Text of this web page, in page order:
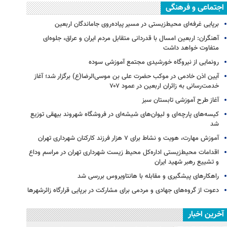
اجتماعی و فرهنگی
برپایی غرفه‌ای محیط‌زیستی در مسیر پیاده‌روی جاماندگان اربعین
آهنگران: اربعین امسال با قدردانی متقابل مردم ایران و عراق، جلوه‌ای
متفاوت خواهد داشت
رونمایی از نیروگاه خورشیدی مجتمع آموزشی سوده
آیین اذن خادمی در موکب حضرت علی بن موسی‌الرضا(ع) برگزار شد؛ آغاز
خدمت‌رسانی به زائران اربعین در عمود ۷۰۷
آغاز طرح آموزشی تابستان سبز
کیسه‌های پارچه‌ای و لیوان‌های شیشه‌ای در فروشگاه شهروند بیهقی توزیع
شد
آموزش مهارت، هویت و نشاط برای ۷ هزار فرزند کارکنان شهرداری تهران
اقدامات محیط‌زیستی اداره‌کل محیط زیست شهرداری تهران در مراسم وداع
و تشییع رهبر شهید ایران
راهکارهای پیشگیری و مقابله با هانتاویروس بررسی شد
دعوت از گروه‌های جهادی و مردمی برای مشارکت در برپایی قرارگاه زائرشهرها
آخرین اخبار